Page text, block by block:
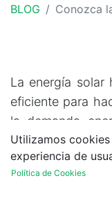
BLOG Conozca las 6
La energía solar
eficiente para
la demanda
tecnología
aplicaciones que
energéticas y
Utilizamos
experiencia de
Política de Cookies